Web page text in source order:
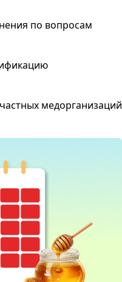
по вопросам
медорганизаций